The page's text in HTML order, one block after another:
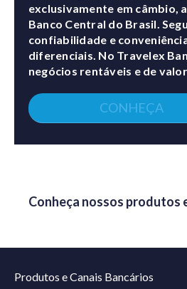
exclusivamente em câmbio,
Banco Central do Brasil.
confiabilidade e
diferenciais. No Travelex
negócios rentáveis e de valor.
CONHEÇA
Conheça nossos produtos
Produtos e Canais Bancários